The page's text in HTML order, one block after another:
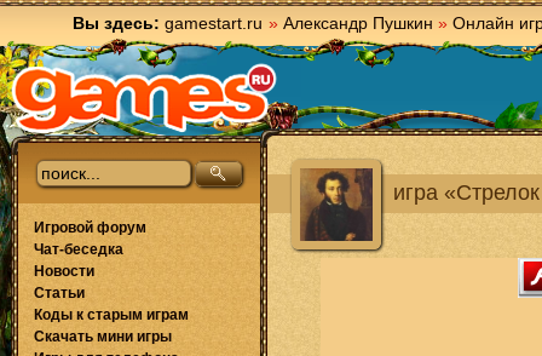
Вы здесь: gamestart.ru » Александр Пушкин » Онлайн
игра
Игровой форум
Чат-беседка
Новости
Статьи
Коды к старым играм
Скачать мини игры